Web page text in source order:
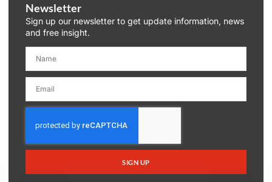
Newsletter
Sign up our newsletter to get update information, news
and free insight.
SIGN UP